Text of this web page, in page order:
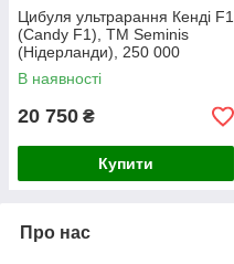
Цибуля ультрарання Кенді F1
(Candy F1), ТМ Seminis
(Нідерланди), 250 000
насінин
В наявності
20 750 ₴
Купити
Про нас